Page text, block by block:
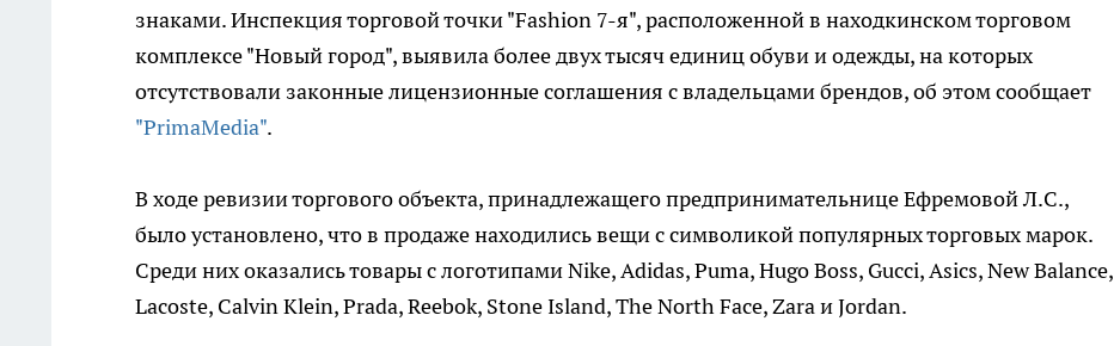
знаками. Инспекция торговой точки "Fashion 7-я", расположенной в находкинском торговом
комплексе "Новый город", выявила более двух тысяч единиц обуви и одежды, на которых
отсутствовали законные лицензионные соглашения с владельцами брендов, об этом сообщает
"PrimaMedia".
В ходе ревизии торгового объекта, принадлежащего предпринимательнице Ефремовой Л.С.,
было установлено, что в продаже находились вещи с символикой популярных торговых марок.
Среди них оказались товары с логотипами Nike, Adidas, Puma, Hugo Boss, Gucci, Asics, New Balance,
Lacoste, Calvin Klein, Prada, Reebok, Stone Island, The North Face, Zara и Jordan.